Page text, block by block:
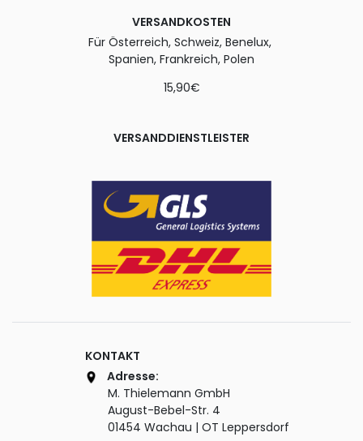
VERSANDKOSTEN
Für Österreich, Schweiz, Benelux,
Spanien, Frankreich, Polen
15,90€
VERSANDDIENSTLEISTER
KONTAKT
Adresse:
M. Thielemann GmbH
August-Bebel-Str. 4
01454 Wachau | OT Leppersdorf